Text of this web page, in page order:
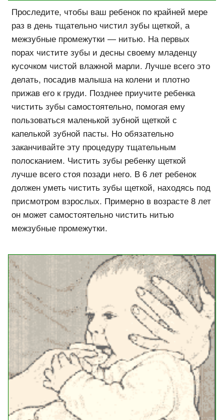
Проследите, чтобы ваш ребенок по крайней мере
раз в день тщательно чистил зубы щеткой, а
межзубные промежутки — нитью. На первых
порах чистите зубы и десны своему младенцу
кусочком чистой влажной марли. Лучше всего это
делать, посадив малыша на колени и плотно
прижав его к груди. Позднее приучите ребенка
чистить зубы самостоятельно, помогая ему
пользоваться маленькой зубной щеткой с
капелькой зубной пасты. Но обязательно
заканчивайте эту процедуру тщательным
полосканием. Чистить зубы ребенку щеткой
лучше всего стоя позади него. В 6 лет ребенок
должен уметь чистить зубы щеткой, находясь под
присмотром взрослых. Примерно в возрасте 8 лет
он может самостоятельно чистить нитью
межзубные промежутки.